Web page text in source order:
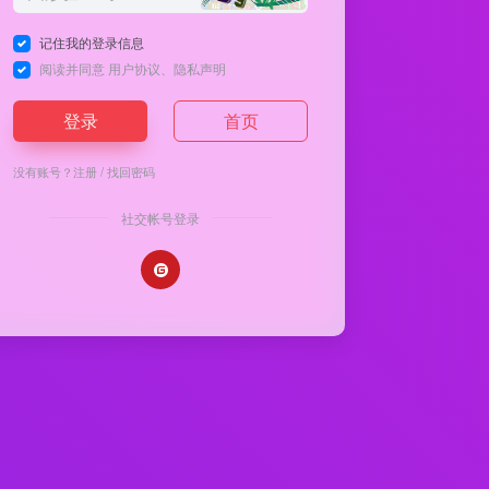
记住我的登录信息
阅读并同意 用户协议 隐私声明
登录 首页
没有账号？注册/找回密码
社交帐号登录